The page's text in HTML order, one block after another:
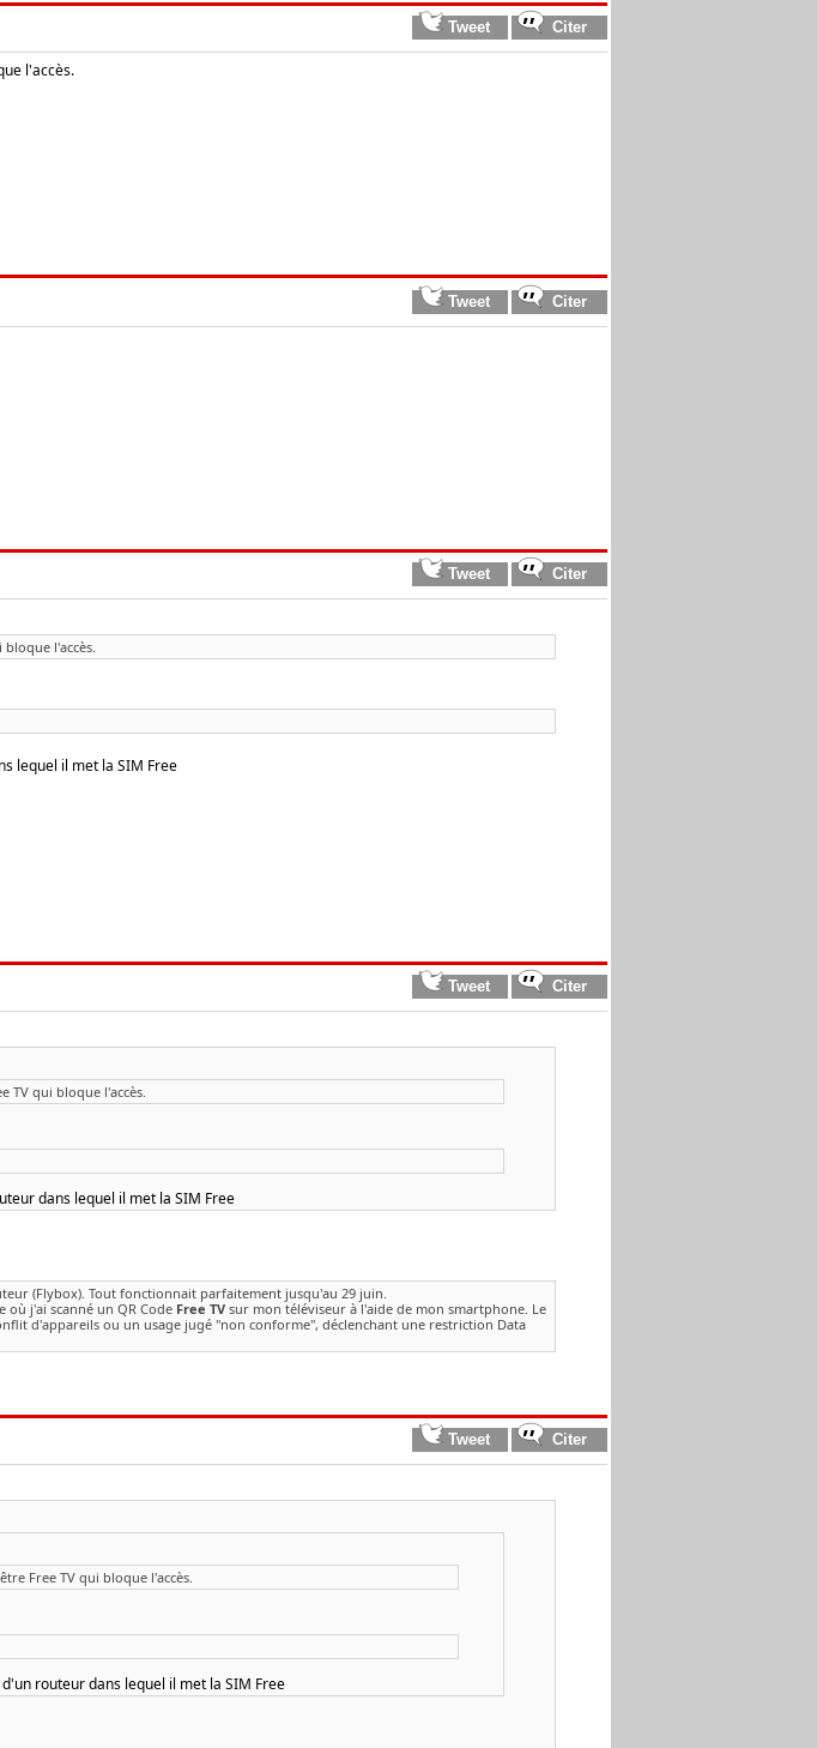
l'accès.
bloque l'accès.
lequel il met la SIM Free
TV qui bloque l'accès.
dans lequel il met la SIM Free
(Flybox). Tout fonctionnait parfaitement jusqu'au 29 juin.
où j'ai scanné un QR Code Free TV sur mon téléviseur à l'aide de mon smartphone. Le
d'appareils ou un usage jugé "non conforme", déclenchant une restriction Data
Free TV qui bloque l'accès.
routeur dans lequel il met la SIM Free